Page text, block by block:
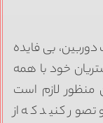
بی فایده
خود با همه
لازم است
کنید که از